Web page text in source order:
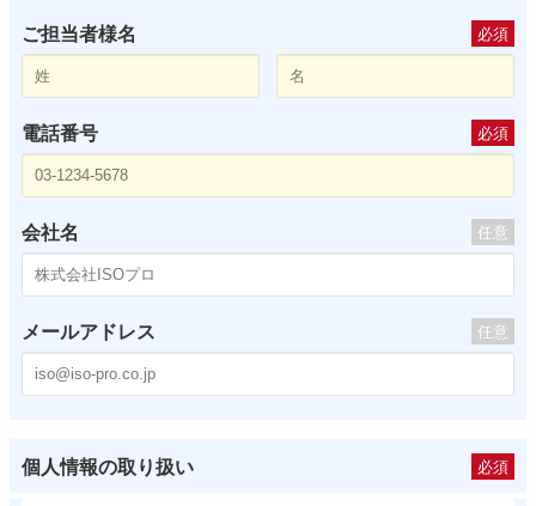
ご担当者様名 必須
電話番号 必須
会社名 任意
メールアドレス 任意
個人情報の取り扱い 必須